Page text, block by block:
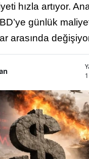
hızla artıyor.
günlük
arasında